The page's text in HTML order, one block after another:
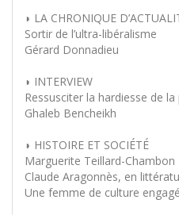
◗ LA CHRONIQUE
Sortir de l’ultra-libéralisme
Gérard Donnadieu
◗ INTERVIEW
Ressusciter la hardiesse de
Ghaleb Bencheikh
◗ HISTOIRE ET SOCIÉTÉ
Marguerite Teillard-Chambon
Claude Aragonnès, en
Une femme de culture